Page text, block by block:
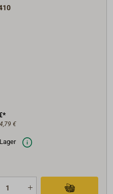
in zwei
lieferbar.
€